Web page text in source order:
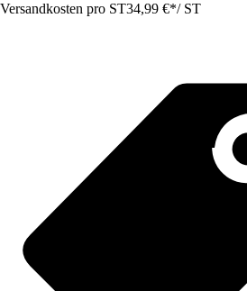
Versandkosten pro ST34,99 €*/ ST